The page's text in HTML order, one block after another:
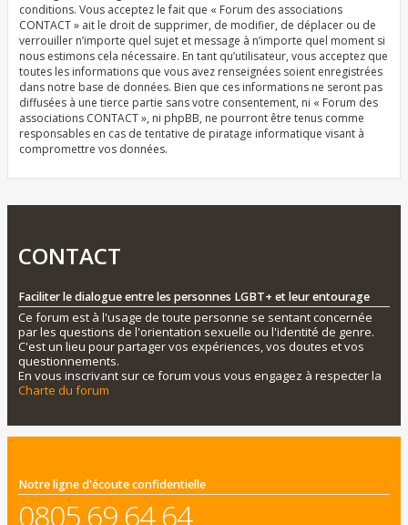
conditions. Vous acceptez le fait que « Forum des associations
CONTACT » ait le droit de supprimer, de modifier, de déplacer ou de
verrouiller n’importe quel sujet et message à n’importe quel moment si
nous estimons cela nécessaire. En tant qu’utilisateur, vous acceptez que
toutes les informations que vous avez renseignées soient enregistrées
dans notre base de données. Bien que ces informations ne seront pas
diffusées à une tierce partie sans votre consentement, ni « Forum des
associations CONTACT », ni phpBB, ne pourront être tenus comme
responsables en cas de tentative de piratage informatique visant à
compromettre vos données.
CONTACT
Faciliter le dialogue entre les personnes LGBT+ et leur entourage
Ce forum est à l'usage de toute personne se sentant concernée
par les questions de l'orientation sexuelle ou l'identité de genre.
C'est un lieu pour partager vos expériences, vos doutes et vos
questionnements.
En vous inscrivant sur ce forum vous vous engagez à respecter la
Charte du forum
Notre ligne d'écoute confidentielle
0805 69 64 64